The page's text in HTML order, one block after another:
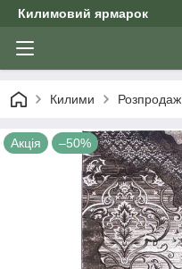
Килимовий ярмарок
Килими Розпродаж
Акція –50%